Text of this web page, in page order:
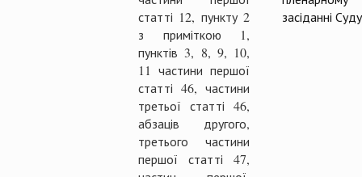
статті 12, пункту 2
з приміткою 1,
пунктів 3, 8, 9, 10,
11 частини першої
статті 46, частини
третьої статті 46,
абзаців другого,
третього частини
першої статті 47,
засіданні Суду